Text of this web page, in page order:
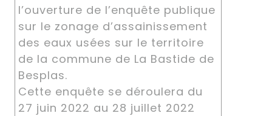
l’ouverture de l’enquête publique
sur le zonage d’assainissement
des eaux usées sur le territoire
de la commune de La Bastide de
Besplas.
Cette enquête se déroulera du
27 juin 2022 au 28 juillet 2022